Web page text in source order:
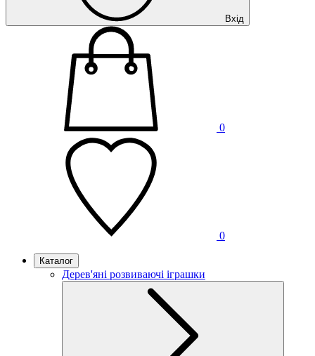
Вхід
0
0
Каталог
Дерев'яні розвиваючі іграшки